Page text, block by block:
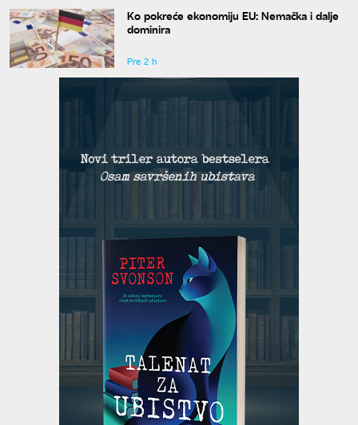
Ko pokreće ekonomiju EU: Nemačka i dalje
dominira
Pre 2 h